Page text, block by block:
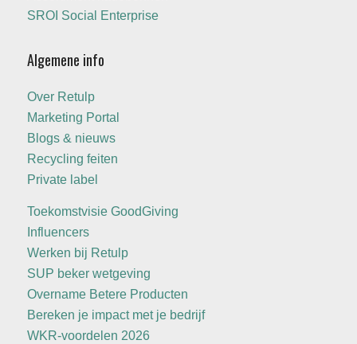
SROI Social Enterprise
Algemene info
Over Retulp
Marketing Portal
Blogs & nieuws
Recycling feiten
Private label
Toekomstvisie GoodGiving
Influencers
Werken bij Retulp
SUP beker wetgeving
Overname Betere Producten
Bereken je impact met je bedrijf
WKR-voordelen 2026